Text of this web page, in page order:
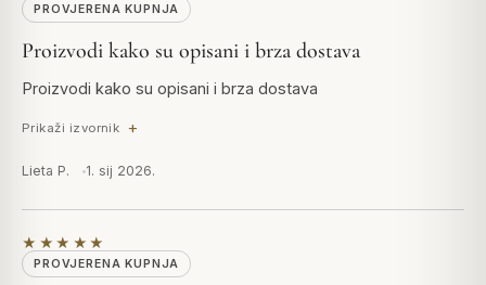
PROVJERENA KUPNJA
Proizvodi kako su opisani i brza dostava
Proizvodi kako su opisani i brza dostava
Prikaži izvornik
Lieta P. 1. sij 2026.
★★★★★
PROVJERENA KUPNJA